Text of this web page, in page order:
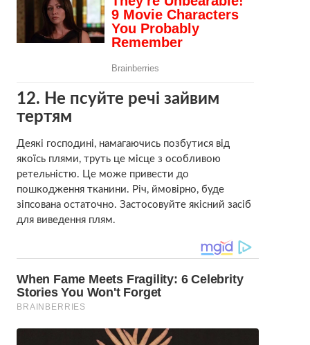
12. Не псуйте речі зайвим
тертям
Деякі господині, намагаючись позбутися від
якоїсь плями, труть це місце з особливою
ретельністю. Це може привести до
пошкодження тканини. Річ, ймовірно, буде
зіпсована остаточно. Застосовуйте якісний засіб
для виведення плям.